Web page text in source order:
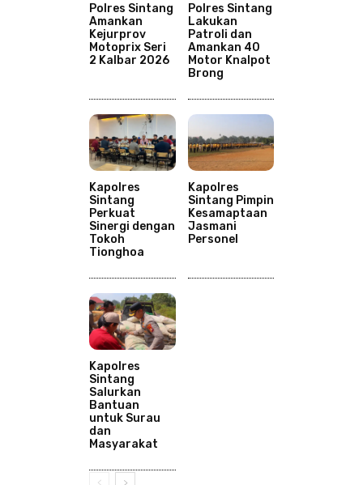
Polres Sintang
Amankan
Kejurprov
Motoprix Seri
2 Kalbar 2026
Polres Sintang
Lakukan
Patroli dan
Amankan 40
Motor Knalpot
Brong
Kapolres
Sintang
Perkuat
Sinergi dengan
Tokoh
Tionghoa
Kapolres
Sintang Pimpin
Kesamaptaan
Jasmani
Personel
Kapolres
Sintang
Salurkan
Bantuan
untuk Surau
dan
Masyarakat